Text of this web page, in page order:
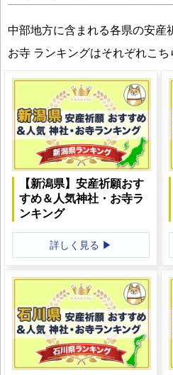
中部地方に含まれる各県の安産
お寺 ランキングはそれぞれこち
【新潟県】安産祈願おす
すめ＆人気神社・お寺ラ
ンキング
詳しく見る ▶